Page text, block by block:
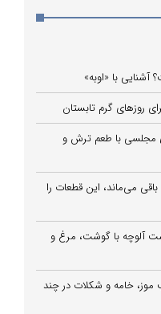
با «اوبه»
روزهای گرم تابستان
مجلسی با طعم ترش و
می‌ماند، این قطعات را
آلوچه با گوشت، مرغ و
موز، خامه و شکلات در چند